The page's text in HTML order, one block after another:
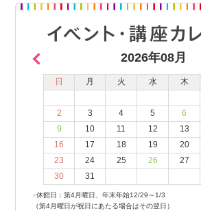
2026年08月
日 月 火 水 木
2
3 4 5 6
9
10 11 12 13
16
17 18 19 20
23
24 25 26 27
30
31
●休館日：第4月曜日、年末年始12/29～1/3
（第4月曜日が祝日にあたる場合はその翌日）